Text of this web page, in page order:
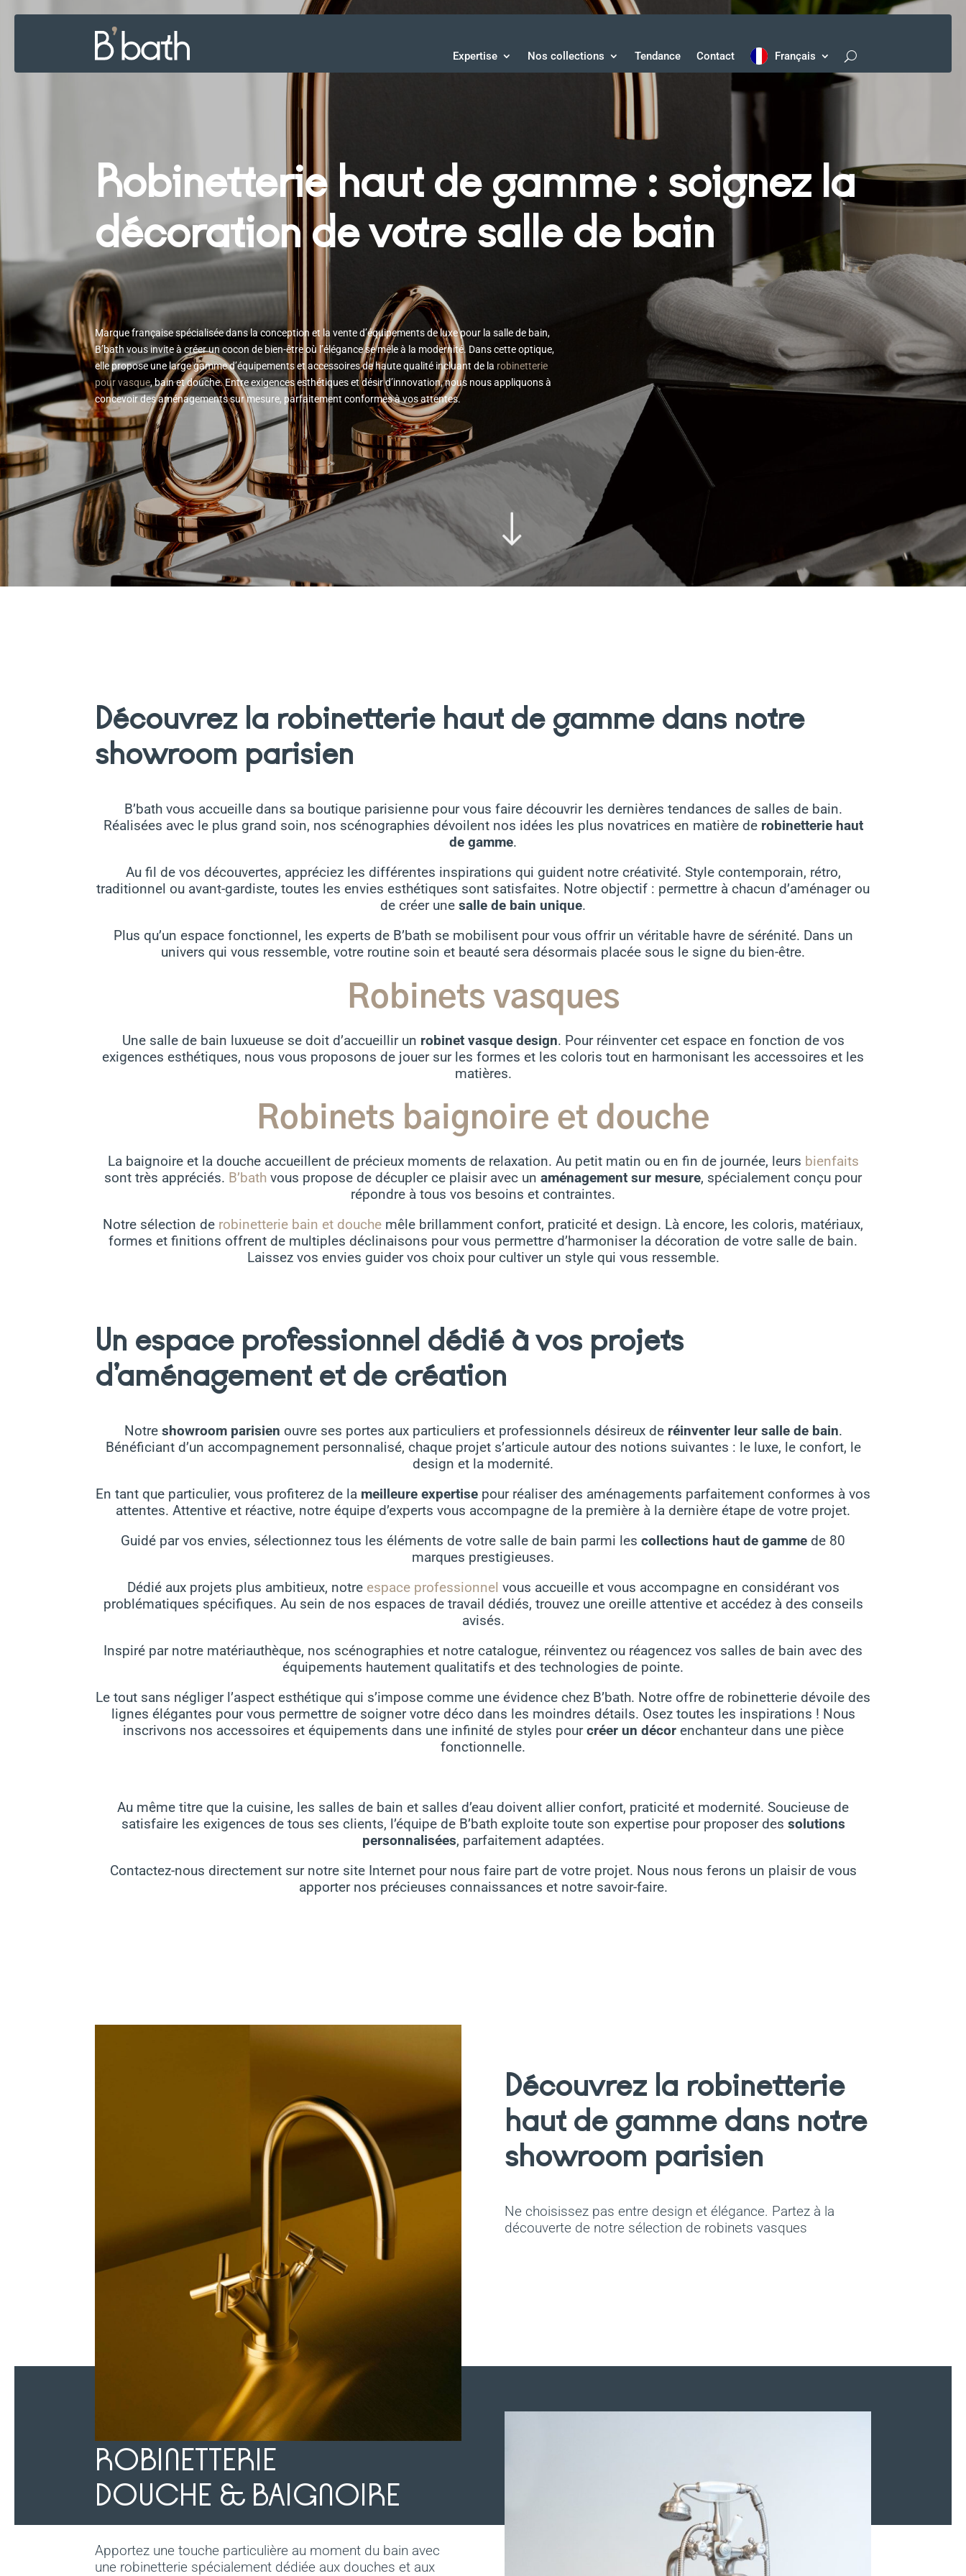
Expertise Nos collections Tendance Contact Français
Robinetterie haut de gamme : soignez la
décoration de votre salle de bain
Marque française spécialisée dans la conception et la vente d’équipements de luxe pour la salle de bain,
B’bath vous invite à créer un cocon de bien-être où l’élégance se mêle à la modernité. Dans cette optique,
elle propose une large gamme d’équipements et accessoires de haute qualité incluant de la robinetterie
pour vasque, bain et douche. Entre exigences esthétiques et désir d’innovation, nous nous appliquons à
concevoir des aménagements sur mesure, parfaitement conformes à vos attentes.
Découvrez la robinetterie haut de gamme dans notre
showroom parisien
B’bath vous accueille dans sa boutique parisienne pour vous faire découvrir les dernières tendances de salles de bain.
Réalisées avec le plus grand soin, nos scénographies dévoilent nos idées les plus novatrices en matière de robinetterie haut
de gamme.
Au fil de vos découvertes, appréciez les différentes inspirations qui guident notre créativité. Style contemporain, rétro,
traditionnel ou avant-gardiste, toutes les envies esthétiques sont satisfaites. Notre objectif : permettre à chacun d’aménager ou
de créer une salle de bain unique.
Plus qu’un espace fonctionnel, les experts de B’bath se mobilisent pour vous offrir un véritable havre de sérénité. Dans un
univers qui vous ressemble, votre routine soin et beauté sera désormais placée sous le signe du bien-être.
Robinets vasques
Une salle de bain luxueuse se doit d’accueillir un robinet vasque design. Pour réinventer cet espace en fonction de vos
exigences esthétiques, nous vous proposons de jouer sur les formes et les coloris tout en harmonisant les accessoires et les
matières.
Robinets baignoire et douche
La baignoire et la douche accueillent de précieux moments de relaxation. Au petit matin ou en fin de journée, leurs bienfaits
sont très appréciés. B’bath vous propose de décupler ce plaisir avec un aménagement sur mesure, spécialement conçu pour
répondre à tous vos besoins et contraintes.
Notre sélection de robinetterie bain et douche mêle brillamment confort, praticité et design. Là encore, les coloris, matériaux,
formes et finitions offrent de multiples déclinaisons pour vous permettre d’harmoniser la décoration de votre salle de bain.
Laissez vos envies guider vos choix pour cultiver un style qui vous ressemble.
Un espace professionnel dédié à vos projets
d’aménagement et de création
Notre showroom parisien ouvre ses portes aux particuliers et professionnels désireux de réinventer leur salle de bain.
Bénéficiant d’un accompagnement personnalisé, chaque projet s’articule autour des notions suivantes : le luxe, le confort, le
design et la modernité.
En tant que particulier, vous profiterez de la meilleure expertise pour réaliser des aménagements parfaitement conformes à vos
attentes. Attentive et réactive, notre équipe d’experts vous accompagne de la première à la dernière étape de votre projet.
Guidé par vos envies, sélectionnez tous les éléments de votre salle de bain parmi les collections haut de gamme de 80
marques prestigieuses.
Dédié aux projets plus ambitieux, notre espace professionnel vous accueille et vous accompagne en considérant vos
problématiques spécifiques. Au sein de nos espaces de travail dédiés, trouvez une oreille attentive et accédez à des conseils
avisés.
Inspiré par notre matériauthèque, nos scénographies et notre catalogue, réinventez ou réagencez vos salles de bain avec des
équipements hautement qualitatifs et des technologies de pointe.
Le tout sans négliger l’aspect esthétique qui s’impose comme une évidence chez B’bath. Notre offre de robinetterie dévoile des
lignes élégantes pour vous permettre de soigner votre déco dans les moindres détails. Osez toutes les inspirations ! Nous
inscrivons nos accessoires et équipements dans une infinité de styles pourcréer un décorenchanteur dans une pièce
fonctionnelle.
Au même titre que la cuisine, les salles de bain et salles d’eau doivent allier confort, praticité et modernité. Soucieuse de
satisfaire les exigences de tous ses clients, l’équipe de B’bath exploite toute son expertise pour proposer des solutions
personnalisées, parfaitement adaptées.
Contactez-nous directement sur notre site Internet pour nous faire part de votre projet. Nous nous ferons un plaisir de vous
apporter nos précieuses connaissances et notre savoir-faire.
Découvrez la robinetterie
haut de gamme dans notre
showroom parisien
Ne choisissez pas entre design et élégance. Partez à la
découverte de notre sélection de robinets vasques
ROBINETTERIE
DOUCHE & BAIGNOIRE
Apportez une touche particulière au moment du bain avec
une robinetterie spécialement dédiée aux douches et aux